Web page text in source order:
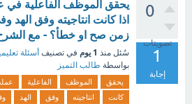
0
تصويتات
1
إجابة
يحقق الموظف الفاعلية في
اذا كانت انتاجيته وفق الهد
زمن صح او خطأ؟ - مع
سُئل منذ 1 يوم في تصنيف أسئلة
بواسطة طالب التميز
يحقق الموظف الفاعلية
كانت
انتاجيته وفق الهد